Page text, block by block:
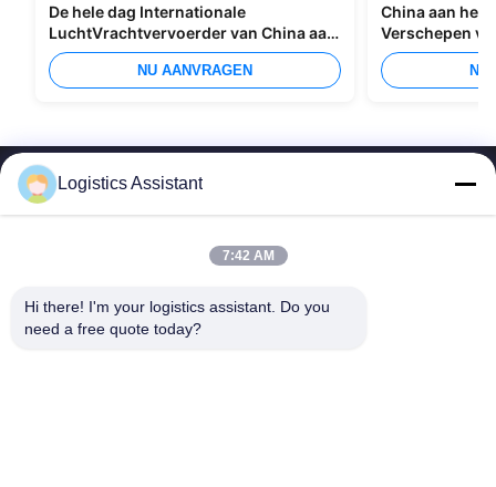
De hele dag Internationale
LuchtVrachtvervoerder van China aan
Manilla
NU AANVRAGEN
China aan het
Verschepen
Overzees
NU
Logistics Assistant
7:42 AM
Hi there! I'm your logistics assistant. Do you
need a free quote today?